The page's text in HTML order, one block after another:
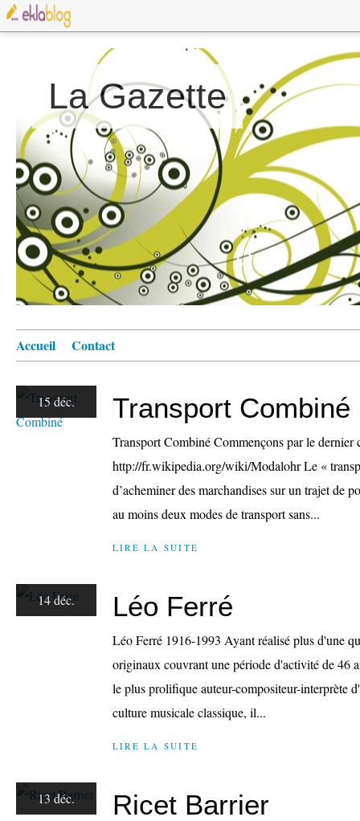
La Gazette
Accueil Contact
15 déc. Transport Combiné
Transport Combiné Commençons par le
http://fr.wikipedia.org/wiki/Modalohr Le «
d’acheminer des marchandises sur un trajet de
au moins deux modes de transport sans...
LIRE LA SUITE
14 déc. Léo Ferré
Léo Ferré 1916-1993 Ayant réalisé plus d'une
originaux couvrant une période d'activité de 46
le plus prolifique auteur-compositeur-interprète
culture musicale classique, il...
LIRE LA SUITE
13 déc. Ricet Barrier